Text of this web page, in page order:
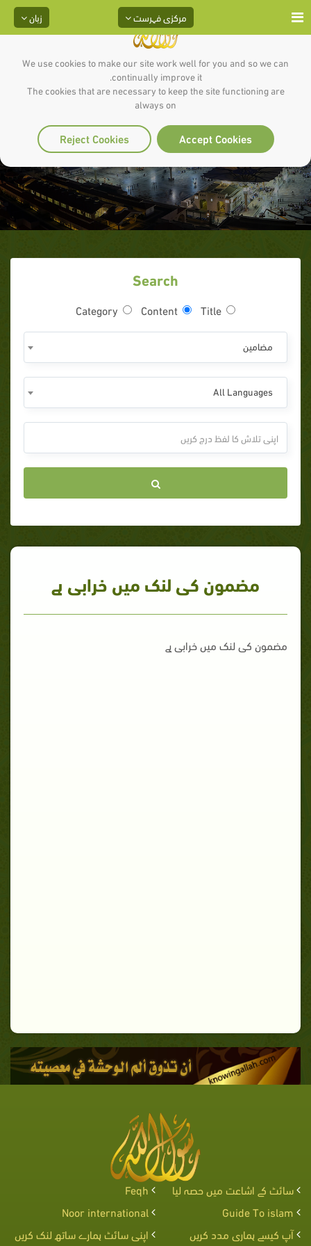
We use cookies to make our site work well for you and so we can
continually improve it.
The cookies that are necessary to keep the site functioning are
always on
Accept Cookies
Reject Cookies
زبان مرکزی فہرست
Search
Title
Content
Category
مضامين
All Languages
مضمون کی لنک میں خرابی ہے
مضمون کی لنک میں خرابی ہے
سائٹ کے اشاعت میں حصہ لیا
Feqh
Guide To islam
Noor international
آپ کیسے ہماری مدد کریں
اپنی سائٹ ہمارے ساتھ لنک کریں